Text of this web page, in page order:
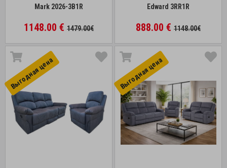
Mark 2026-3B1R
1148.00 € 1479.00€
Edward 3RR1R
888.00 € 1148.00€
Выгоднaя цена Выгоднaя цена